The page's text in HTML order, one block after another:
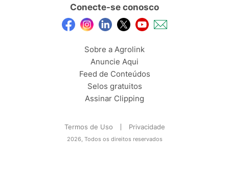
Conecte-se conosco
Sobre a Agrolink
Anuncie Aqui
Feed de Conteúdos
Selos gratuitos
Assinar Clipping
Termos de Uso Privacidade
2026, Todos os direitos reservados